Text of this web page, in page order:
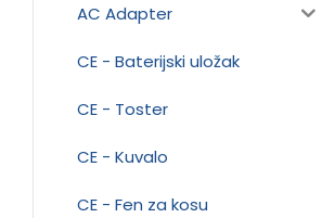
AC Adapter
CE - Baterijski uložak
CE - Toster
CE - Kuvalo
CE - Fen za kosu